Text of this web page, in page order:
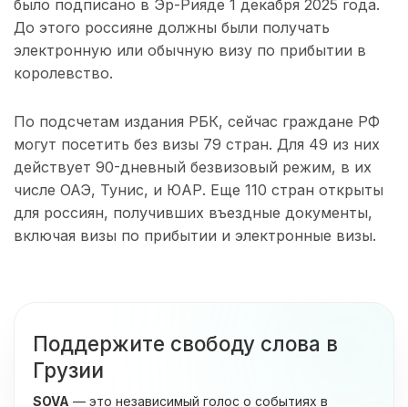
было подписано в Эр-Рияде 1 декабря 2025 года.
До этого россияне должны были получать
электронную или обычную визу по прибытии в
королевство.
По подсчетам издания РБК, сейчас граждане РФ
могут посетить без визы 79 стран. Для 49 из них
действует 90-дневный безвизовый режим, в их
числе ОАЭ, Тунис, и ЮАР. Еще 110 стран открыты
для россиян, получивших въездные документы,
включая визы по прибытии и электронные визы.
Поддержите свободу слова в
Грузии
SOVA — это независимый голос о событиях в